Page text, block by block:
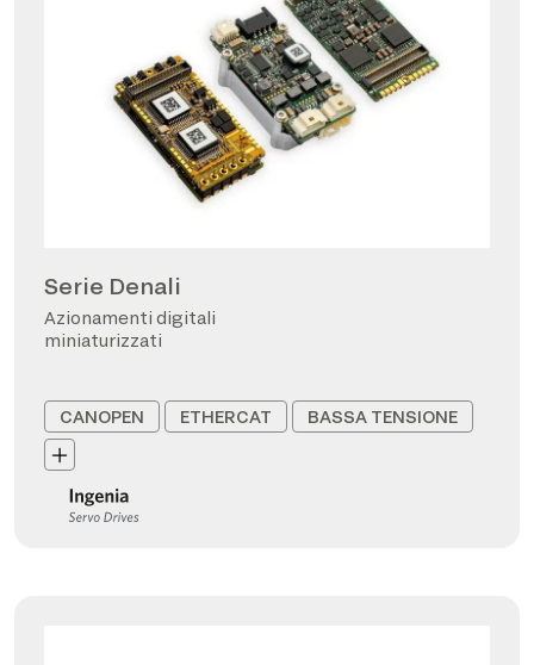
Serie Denali
Azionamenti digitali
miniaturizzati
CANOPEN ETHERCAT BASSA TENSIONE